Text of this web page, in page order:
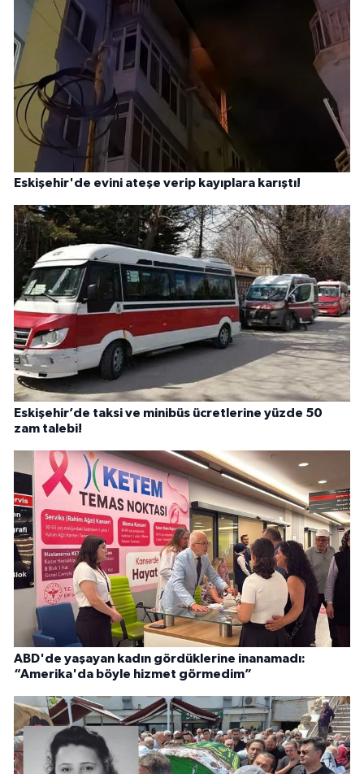
Eskişehir'de evini ateşe verip kayıplara karıştı!
Eskişehir’de taksi ve minibüs ücretlerine yüzde 50
zam talebi!
ABD'de yaşayan kadın gördüklerine inanamadı:
“Amerika'da böyle hizmet görmedim”